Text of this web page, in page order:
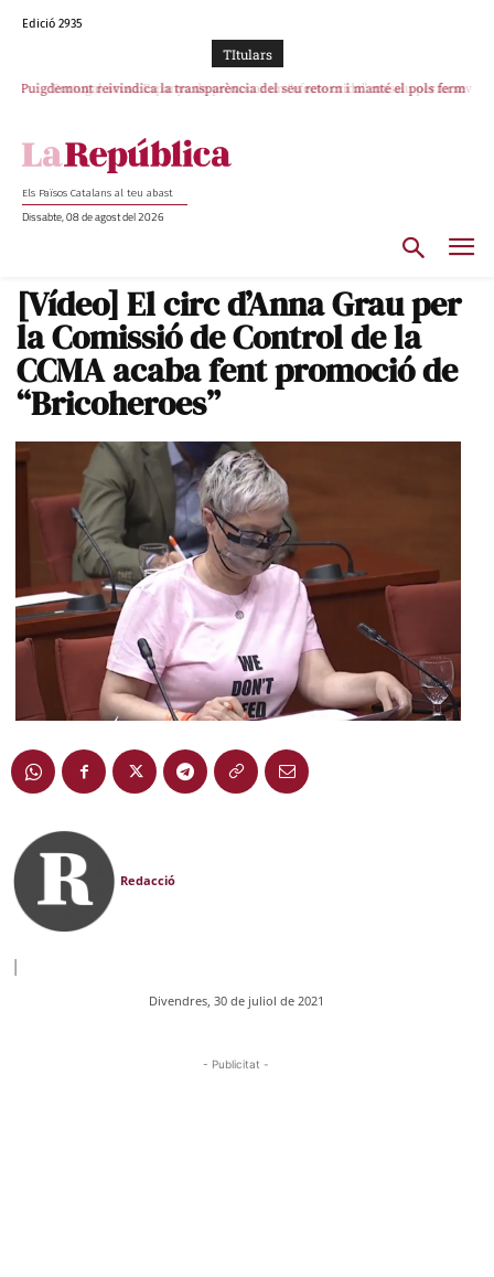
Edició 2935
TItulars
Puigdemont reivindica la transparència del seu retorn i manté el pols ferm
Portugal acusa Espanya de provocar un “efecte crida” massiu per la seva
Els Països Catalans al teu abast
Dissabte, 08 de agost del 2026
[Vídeo] El circ d’Anna Grau per
la Comissió de Control de la
CCMA acaba fent promoció de
“Bricoheroes”
Redacció
|
Divendres, 30 de juliol de 2021
- Publicitat -